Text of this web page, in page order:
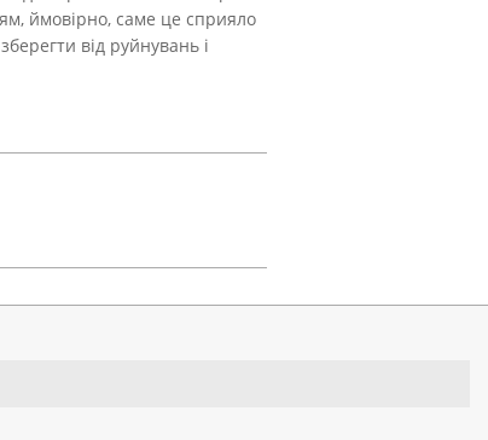
ймовірно, саме це сприяло
від руйнувань і